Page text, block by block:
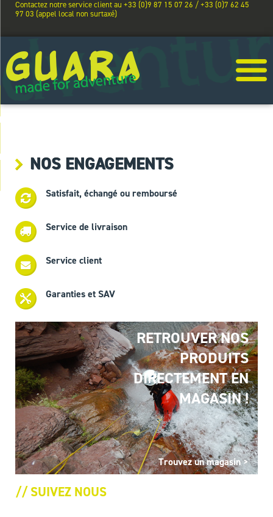
Contactez notre service client au +33 (0)9 87 15 07 26 / +33 (0)7 62 45
97 03 (appel local non surtaxé)
NOS ENGAGEMENTS
Satisfait, échangé ou remboursé
Service de livraison
Service client
Garanties et SAV
RETROUVER NOS
PRODUITS
DIRECTEMENT EN
MAGASIN !
Trouvez un magasin >
// SUIVEZ NOUS